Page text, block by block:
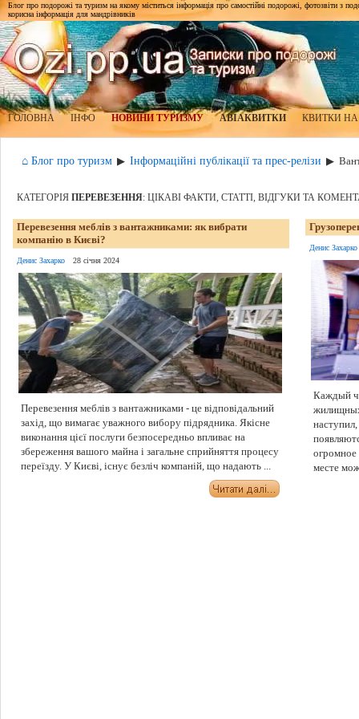
Блог про подорожі та туризм на якому міститься інформація про самостійні подорожі, фотозвіти з
корисна інформація для мандрівників
ГОЛОВНА ІНФО НОВИНИ ТУРИЗМУ АВІАКВИТКИ КВИТКИ
⌂ Блог про туризм ▶ Інформаційні публікації та прес-релізи ▶
КАТЕГОРІЯ ПЕРЕВЕЗЕННЯ: ЦІКАВІ ФАКТИ, СТАТТІ, ВІДГУКИ ТА
Перевезення меблів з вантажниками: як вибрати
компанію в Києві?
Денис Захарко 28 січня 2024
Перевезення меблів з вантажниками - це відповідальний
захід, що вимагає уважного вибору підрядника. Якісне
виконання цієї послуги безпосередньо впливає на
збереження вашого майна і загальне сприйняття процесу
переїзду. У Києві, існує безліч компаній, що надають ...
Денис Захарко
Каждый
огромное
месте